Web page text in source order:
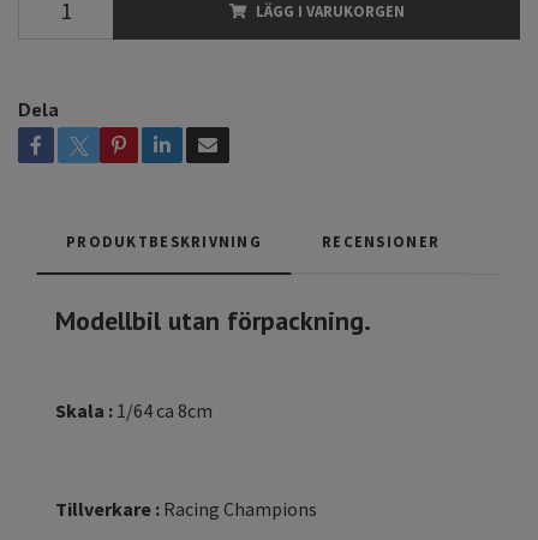
LÄGG I VARUKORGEN
Dela
PRODUKTBESKRIVNING RECENSIONER
Modellbil utan förpackning.
Skala : 1/64 ca 8cm
Tillverkare : Racing Champions